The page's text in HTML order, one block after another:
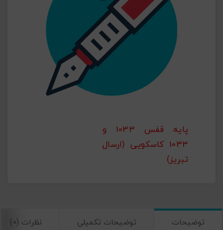
پایه قفس 1033 و
1033 کاسکویی (ارسال
تبریز)
توضیحات توضیحات تکمیلی نظرات (0)